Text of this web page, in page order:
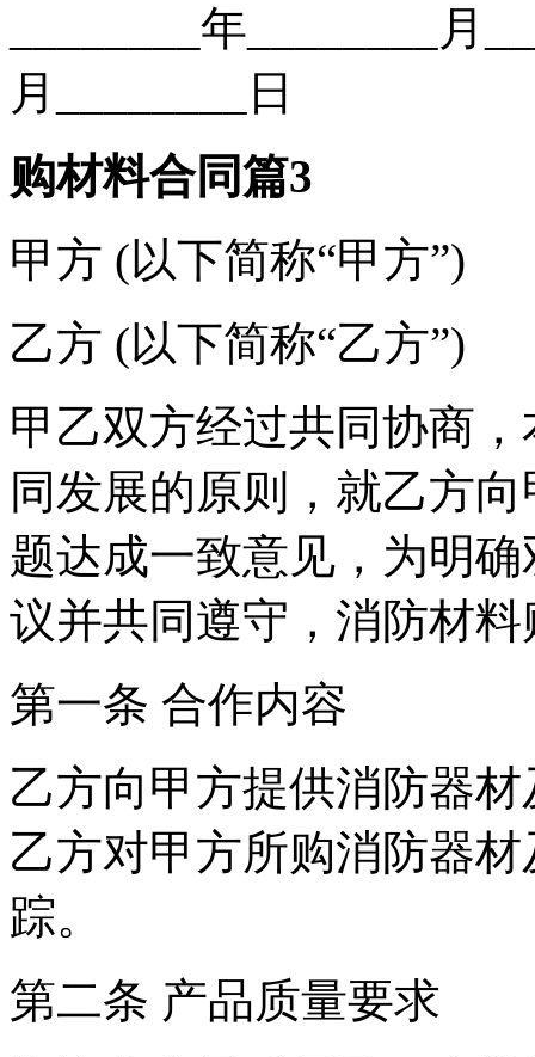
________年________月
月________日
购材料合同篇3
甲方 (以下简称“甲方”)
乙方 (以下简称“乙方”)
甲乙双方经过共同协商
同发展的原则，就乙方
题达成一致意见，为明
议并共同遵守，消防材
第一条 合作内容
乙方向甲方提供消防器
乙方对甲方所购消防器
踪。
第二条 产品质量要求